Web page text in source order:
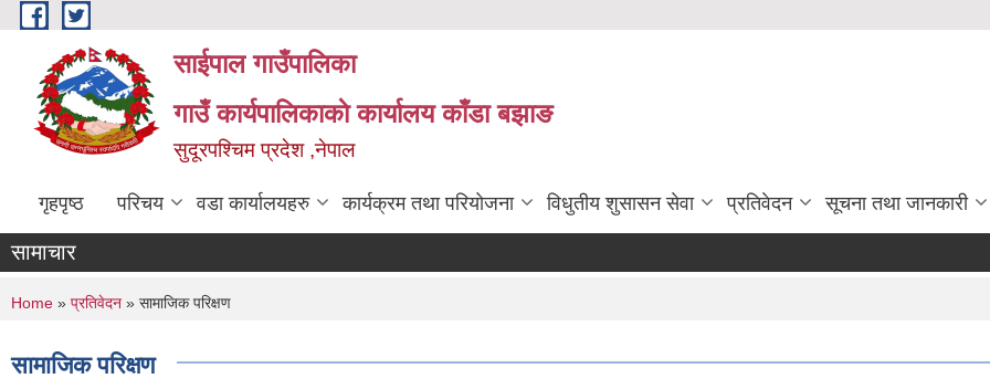
Skip to main content
साईपाल गाउँपालिका
गाउँ कार्यपालिकाकाे कार्यालय काँडा बझाङ
सुदूरपश्चिम प्रदेश ,नेपाल
गृहपृष्ठ परिचय वडा कार्यालयहरु कार्यक्रम तथा परियोजना विधुतीय शुसासन सेवा प्रतिवेदन सूचना तथा जानकारी
सामाचार
You are here
Home » प्रतिवेदन » सामाजिक परिक्षण
सामाजिक परिक्षण